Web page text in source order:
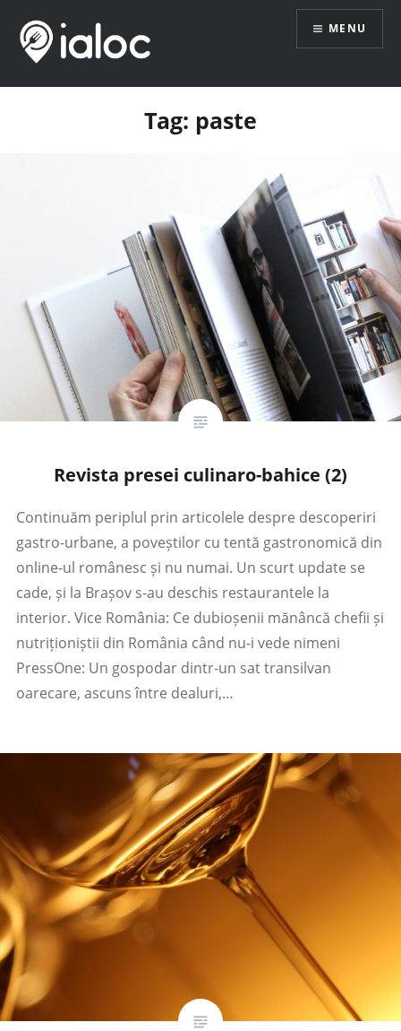
content
MENU
Tag: paste
Revista presei culinaro-bahice (2)
Continuăm periplul prin articolele despre descoperiri
gastro-urbane, a poveștilor cu tentă gastronomică din
online-ul românesc și nu numai. Un scurt update se
cade, și la Brașov s-au deschis restaurantele la
interior. Vice România: Ce dubioșenii mănâncă chefii și
nutriționiștii din România când nu-i vede nimeni
PressOne: Un gospodar dintr-un sat transilvan
oarecare, ascuns între dealuri,…